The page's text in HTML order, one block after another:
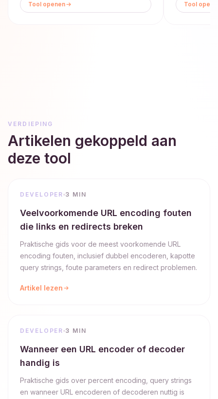
Tool openen Tool
VERDIEPING
Artikelen gekoppeld aan
deze tool
DEVELOPER 3 MIN
Veelvoorkomende URL encoding fouten
die links en redirects breken
Praktische gids voor de meest voorkomende URL
encoding fouten, inclusief dubbel encoderen, kapotte
query strings, foute parameters en redirect problemen.
Artikel lezen
DEVELOPER 3 MIN
Wanneer een URL encoder of decoder
handig is
Praktische gids over percent encoding, query strings
en wanneer URL encoderen of decoderen nuttig is